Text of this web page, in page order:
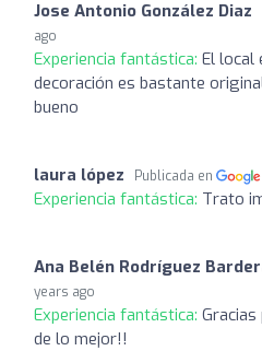
Jose Antonio González Diaz
ago
Experiencia fantástica: El local
decoración es bastante
bueno
laura lópez Publicada en
Experiencia fantástica: Trato
Ana Belén Rodríguez
years ago
Experiencia fantástica:
de lo mejor!!